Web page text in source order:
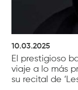
10.03.2025
El prestigioso
viaje a lo más
su recital de